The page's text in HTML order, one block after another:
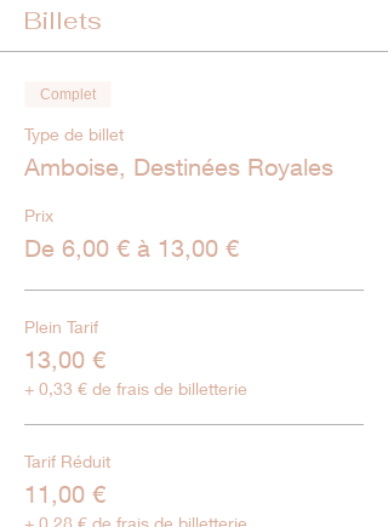
Billets
Complet
Type de billet
Amboise, Destinées Royales
Prix
De 6,00 € à 13,00 €
Plein Tarif
13,00 €
+ 0,33 € de frais de billetterie
Tarif Réduit
11,00 €
+ 0,28 € de frais de billetterie